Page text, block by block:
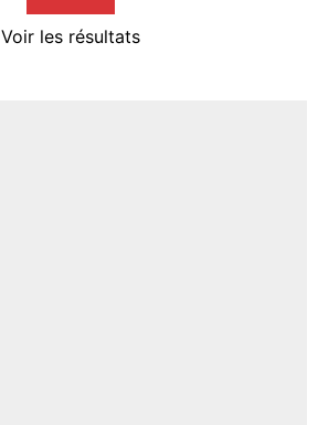
Voir les résultats